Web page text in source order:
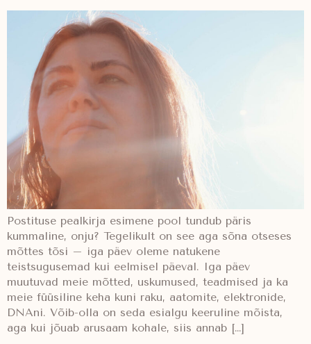
Postituse pealkirja esimene pool tundub päris
kummaline, onju? Tegelikult on see aga sõna otseses
mõttes tõsi – iga päev oleme natukene
teistsugusemad kui eelmisel päeval. Iga päev
muutuvad meie mõtted, uskumused, teadmised ja ka
meie füüsiline keha kuni raku, aatomite, elektronide,
DNAni. Võib-olla on seda esialgu keeruline mõista,
aga kui jõuab arusaam kohale, siis annab […]